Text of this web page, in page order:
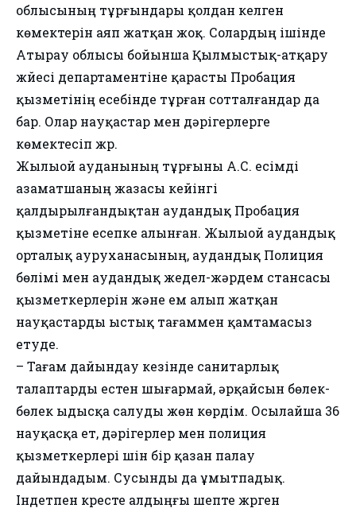
облысының тұрғындары қолдан келген
көмектерін аяп жатқан жоқ. Солардың ішінде
Атырау облысы бойынша Қылмыстық-атқару
жүйесі департаментіне қарасты Пробация
қызметінің есебінде тұрған сотталғандар да
бар. Олар науқастар мен дәрігерлерге
көмектесіп жүр.
Жылыой ауданының тұрғыны А.С. есімді
азаматшаның жазасы кейінгі
қалдырылғандықтан аудандық Пробация
қызметіне есепке алынған. Жылыой аудандық
орталық ауруханасының, аудандық Полиция
бөлімі мен аудандық жедел-жәрдем стансасы
қызметкерлерін және ем алып жатқан
науқастарды ыстық тағаммен қамтамасыз
етуде.
– Тағам дайындау кезінде санитарлық
талаптарды естен шығармай, әрқайсын бөлек-
бөлек ыдысқа салуды жөн көрдім. Осылайша 36
науқасқа ет, дәрігерлер мен полиция
қызметкерлері үшін бір қазан палау
дайындадым. Сусынды да ұмытпадық.
Індетпен күресте алдыңғы шепте жүрген